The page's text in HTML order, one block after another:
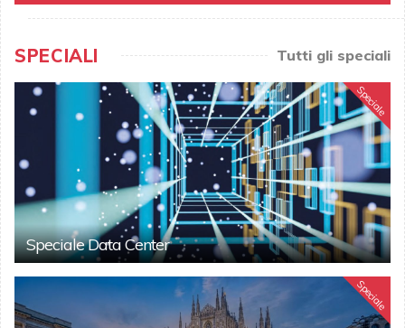
SPECIALI Tutti gli speciali
Speciale
Speciale Data Center
Speciale